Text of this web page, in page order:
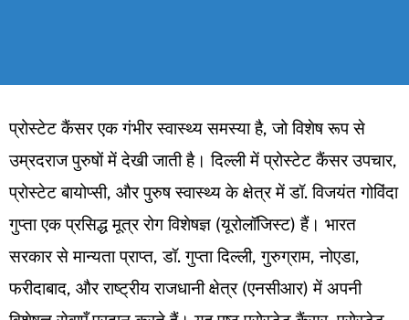
प्रोस्टेट कैंसर एक गंभीर स्वास्थ्य समस्या है, जो विशेष रूप से
उम्रदराज पुरुषों में देखी जाती है। दिल्ली में प्रोस्टेट कैंसर उपचार,
प्रोस्टेट बायोप्सी, और पुरुष स्वास्थ्य के क्षेत्र में डॉ. विजयंत गोविंदा
गुप्ता एक प्रसिद्ध मूत्र रोग विशेषज्ञ (यूरोलॉजिस्ट) हैं। भारत
सरकार से मान्यता प्राप्त, डॉ. गुप्ता दिल्ली, गुरुग्राम, नोएडा,
फरीदाबाद, और राष्ट्रीय राजधानी क्षेत्र (एनसीआर) में अपनी